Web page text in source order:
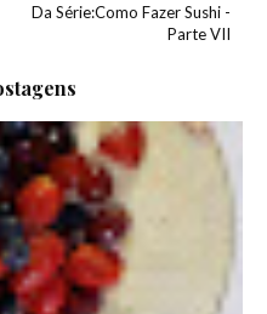
Da Série:Como Fazer Sushi -
Parte VII